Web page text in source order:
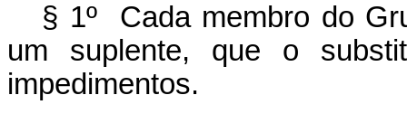
§ 1º Cada membro do
um suplente, que o
impedimentos.